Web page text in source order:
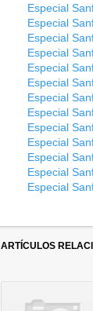
Especial
Especial
Especial
Especial
Especial
Especial
Especial
Especial
Especial
Especial
Especial
Especial
Especial
ARTÍCULOS